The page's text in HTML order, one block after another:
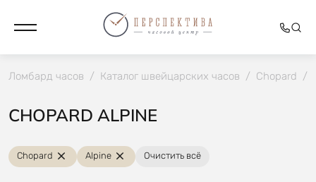
Ломбард часов / Каталог швейцарских часов / Chopard /
CHOPARD ALPINE
Chopard Alpine Очистить всё